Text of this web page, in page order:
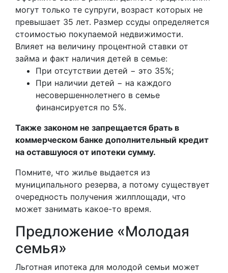
могут только те супруги, возраст которых не
превышает 35 лет. Размер ссуды определяется
стоимостью покупаемой недвижимости.
Влияет на величину процентной ставки от
займа и факт наличия детей в семье:
При отсутствии детей − это 35%;
При наличии детей − на каждого
несовершеннолетнего в семье
финансируется по 5%.
Также законом не запрещается брать в
коммерческом банке дополнительный кредит
на оставшуюся от ипотеки сумму.
Помните, что жилье выдается из
муниципального резерва, а потому существует
очередность получения жилплощади, что
может занимать какое-то время.
Предложение «Молодая
семья»
Льготная ипотека для молодой семьи может